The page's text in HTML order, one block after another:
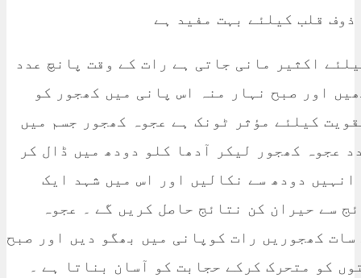
قلب کیلئے بہت مفید ہے
اکثیر مانی جاتی ہے رات کے وقت پانچ عدد
اور صبح نہار منہ اس پانی میں کھجور کو
کیلئے مؤثر ٹونک ہے عجوہ کھجور جسم میں
عجوہ کھجور لیکر آدھا کلو دودھ میں ڈال کر
دودھ سے نکالیں اور اس میں شہد ایک
سے حیران کن نتائج حاصل کریں گے ۔ عجوہ
کھجوریں رات کوپانی میں بھگو دیں اور صبح
کو متحرک کرکے حجابت کو آسان بناتا ہے ۔